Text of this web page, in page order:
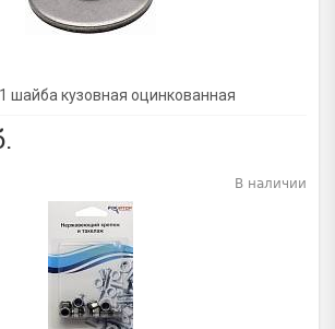
шайба кузовная оцинкованная
В наличии